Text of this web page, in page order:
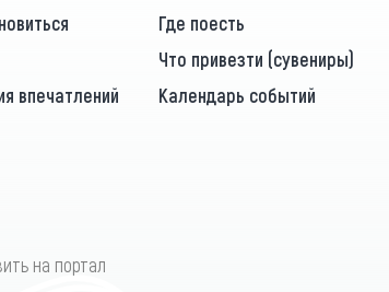
Где поесть
Что привезти (сувениры)
впечатлений
Календарь событий
на портал